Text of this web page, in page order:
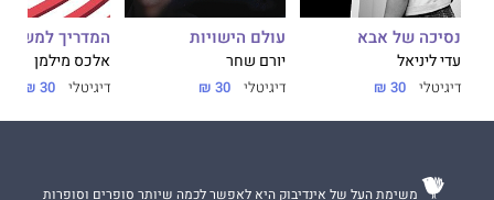
נסיכה של אבא
עדי ליניאל
דיגיטלי 30 ₪
עולם הישויות
יורם שחר
דיגיטלי 30 ₪
המדריך
אלכס מילמן
דיגיטלי 30 ₪
משימת העל של אינדיבוק היא לאפשר לכמה שיותר סופרים וסופרות